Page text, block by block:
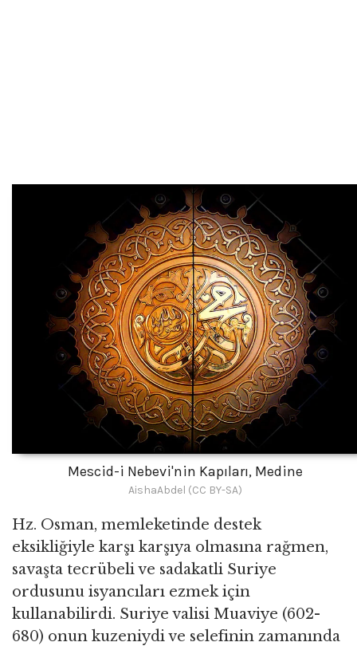
Mescid-i Nebevi'nin Kapıları, Medine
AishaAbdel (CC BY-SA)
Hz. Osman, memleketinde destek
eksikliğiyle karşı karşıya olmasına rağmen,
savaşta tecrübeli ve sadakatli Suriye
ordusunu isyancıları ezmek için
kullanabilirdi. Suriye valisi Muaviye (602-
680) onun kuzeniydi ve selefinin zamanında